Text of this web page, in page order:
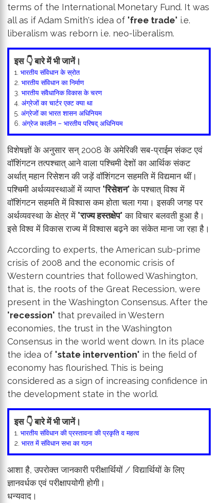
terms of the International Monetary Fund. It was
all as if Adam Smith's idea of ​​ 'free trade' i.e.
liberalism was reborn i.e. neo-liberalism.
इस 👇 बारे में भी जानें।
1. भारतीय संविधान के स्रोत
2. भारतीय संविधान का निर्माण
3. भारतीय संवैधानिक विकास के चरण
4. अंग्रेजों का चार्टर एक्ट क्या था
5. अंग्रेजों का भारत शासन अधिनियम
6. अंग्रेज कालीन – भारतीय परिषद् अधिनियम
विशेषज्ञों के अनुसार सन् 2008 के अमेरिकी सब-प्राईम संकट एवं
वॉशिंगटन तत्पश्चात् आने वाला पश्चिमी देशों का आर्थिक संकट
अर्थात् महान रिसेशन की जड़ें वॉशिंगटन सहमति में विद्यमान थीं।
पश्चिमी अर्थव्यवस्थाओं में व्याप्त 'रिसेशन' के पश्चात् विश्व में
वॉशिंगटन सहमति में विश्वास कम होता चला गया। इसकी जगह पर
अर्थव्यवस्था के क्षेत्र में 'राज्य हस्तक्षेप' का विचार बलवती हुआ है।
इसे विश्व में विकास राज्य में विश्वास बढ़ने का संकेत माना जा रहा है।
According to experts, the American sub-prime
crisis of 2008 and the economic crisis of
Western countries that followed Washington,
that is, the roots of the Great Recession, were
present in the Washington Consensus. After the
'recession' that prevailed in Western
economies, the trust in the Washington
Consensus in the world went down. In its place
the idea of ​​ 'state intervention' in the field of
economy has flourished. This is being
considered as a sign of increasing confidence in
the development state in the world.
इस 👇 बारे में भी जानें।
1. भारतीय संविधान की प्रस्तावना की प्रकृति व महत्व
2. भारत में संविधान सभा का गठन
आशा है, उपरोक्त जानकारी परीक्षार्थियों / विद्यार्थियों के लिए
ज्ञानवर्धक एवं परीक्षापयोगी होगी।
धन्यवाद।